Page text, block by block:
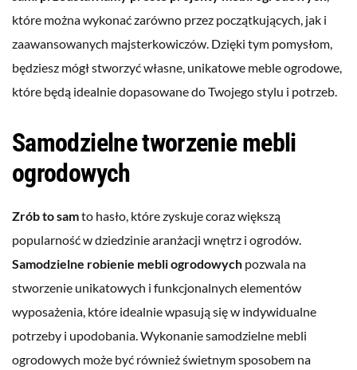
które można wykonać zarówno przez początkujących, jak i
zaawansowanych majsterkowiczów. Dzięki tym pomysłom,
będziesz mógł stworzyć własne, unikatowe meble ogrodowe,
które będą idealnie dopasowane do Twojego stylu i potrzeb.
Samodzielne tworzenie mebli
ogrodowych
Zrób to samto hasło, które zyskuje coraz większą
popularność w dziedzinie aranżacji wnętrz i ogrodów.
Samodzielne robienie mebli ogrodowych pozwala na
stworzenie unikatowych i funkcjonalnych elementów
wyposażenia, które idealnie wpasują się w indywidualne
potrzeby i upodobania. Wykonanie samodzielne mebli
ogrodowych może być również świetnym sposobem na